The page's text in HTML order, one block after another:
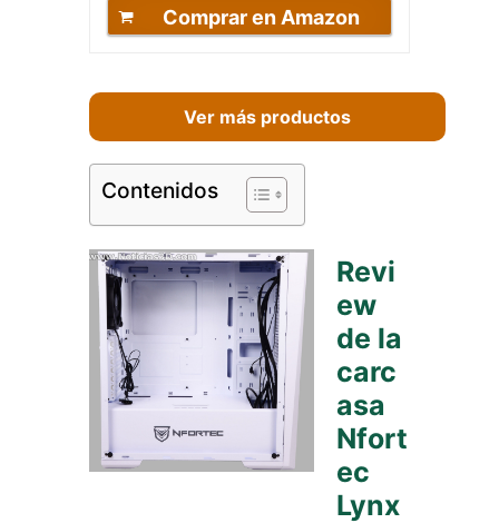
Comprar en Amazon
Ver más productos
Contenidos
Revi
ew
de la
carc
asa
Nfort
ec
Lynx